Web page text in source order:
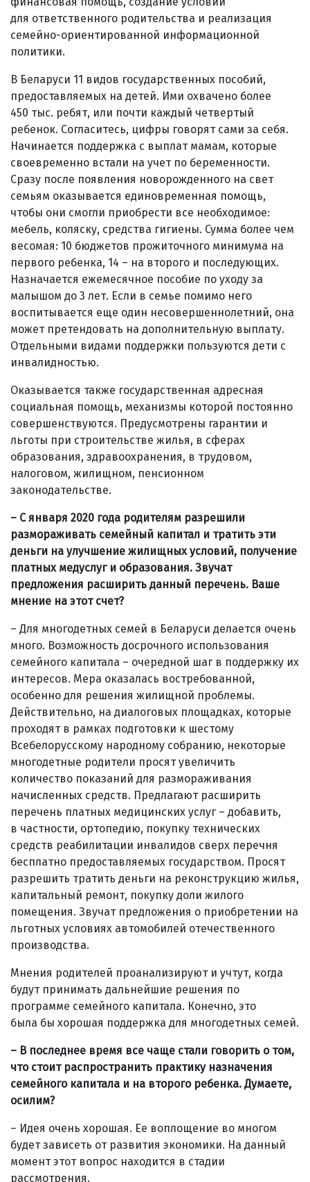
для ответственного родительства и реализация
семейно-ориентированной информационной
политики.
В Беларуси 11 видов государственных пособий,
предоставляемых на детей. Ими охвачено более
450 тыс. ребят, или почти каждый четвертый
ребенок. Согласитесь, цифры говорят сами за себя.
Начинается поддержка с выплат мамам, которые
своевременно встали на учет по беременности.
Сразу после появления новорожденного на свет
семьям оказывается единовременная помощь,
чтобы они смогли приобрести все необходимое:
мебель, коляску, средства гигиены. Сумма более чем
весомая: 10 бюджетов прожиточного минимума на
первого ребенка, 14 – на второго и последующих.
Назначается ежемесячное пособие по уходу за
малышом до 3 лет. Если в семье помимо него
воспитывается еще один несовершеннолетний, она
может претендовать на дополнительную выплату.
Отдельными видами поддержки пользуются дети с
инвалидностью.
Оказывается также государственная адресная
социальная помощь, механизмы которой постоянно
совершенствуются. Предусмотрены гарантии и
льготы при строительстве жилья, в сферах
образования, здравоохранения, в трудовом,
налоговом, жилищном, пенсионном
законодательстве.
– С января 2020 года родителям разрешили
размораживать семейный капитал и тратить эти
деньги на улучшение жилищных условий, получение
платных медуслуг и образования. Звучат
предложения расширить данный перечень. Ваше
мнение на этот счет?
– Для многодетных семей в Беларуси делается очень
много. Возможность досрочного использования
семейного капитала – очередной шаг в поддержку их
интересов. Мера оказалась востребованной,
особенно для решения жилищной проблемы.
Действительно, на диалоговых площадках, которые
проходят в рамках подготовки к шестому
Всебелорусскому народному собранию, некоторые
многодетные родители просят увеличить
количество показаний для размораживания
начисленных средств. Предлагают расширить
перечень платных медицинских услуг – добавить,
в частности, ортопедию, покупку технических
средств реабилитации инвалидов сверх перечня
бесплатно предоставляемых государством. Просят
разрешить тратить деньги на реконструкцию жилья,
капитальный ремонт, покупку доли жилого
помещения. Звучат предложения о приобретении на
льготных условиях автомобилей отечественного
производства.
Мнения родителей проанализируют и учтут, когда
будут принимать дальнейшие решения по
программе семейного капитала. Конечно, это
была бы хорошая поддержка для многодетных семей.
– В последнее время все чаще стали говорить о том,
что стоит распространить практику назначения
семейного капитала и на второго ребенка. Думаете,
осилим?
– Идея очень хорошая. Ее воплощение во многом
будет зависеть от развития экономики. На данный
момент этот вопрос находится в стадии
рассмотрения.